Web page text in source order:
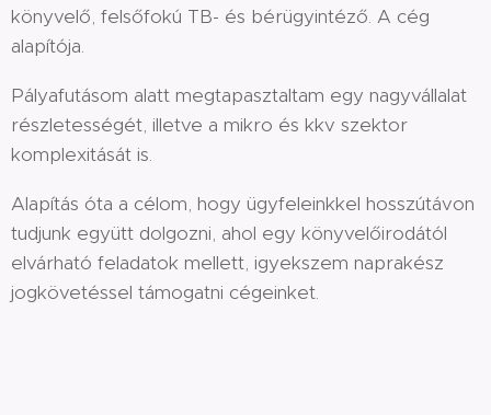
könyvelő, felsőfokú TB- és bérügyintéző. A cég
alapítója.
Pályafutásom alatt megtapasztaltam egy nagyvállalat
részletességét, illetve a mikro és kkv szektor
komplexitását is.
Alapítás óta a célom, hogy ügyfeleinkkel hosszútávon
tudjunk együtt dolgozni, ahol egy könyvelőirodától
elvárható feladatok mellett, igyekszem naprakész
jogkövetéssel támogatni cégeinket.